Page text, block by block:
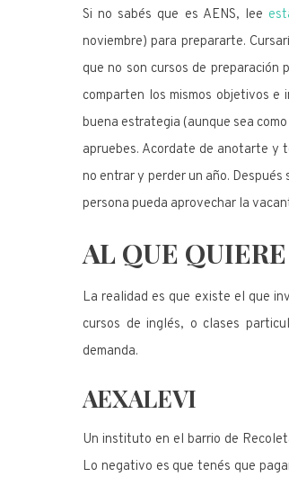
Si no sabés que es AENS, lee
noviembre) para prepararte.
que no son cursos de preparación
comparten los mismos objetivos
buena estrategia (aunque sea
apruebes. Acordate de anotarte y
no entrar y perder un año.
persona pueda aprovechar la
AL QUE
La realidad es que existe el que
cursos de inglés, o clases
demanda.
AEXALEVI
Un instituto en el barrio de
Lo negativo es que tenés que